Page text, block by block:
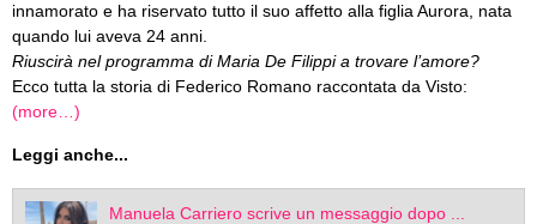
innamorato e ha riservato tutto il suo affetto alla figlia Aurora, nata
quando lui aveva 24 anni.
Riuscirà nel programma di Maria De Filippi a trovare l’amore?
Ecco tutta la storia di Federico Romano raccontata da Visto:
(more…)
Leggi anche...
Manuela Carriero scrive un messaggio dopo ...